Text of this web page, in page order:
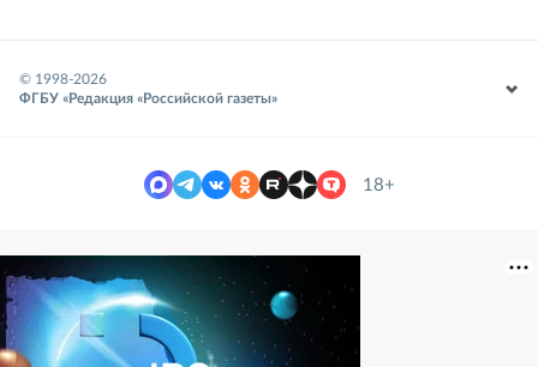
© 1998-2026
ФГБУ «Редакция «Российской газеты»
18+